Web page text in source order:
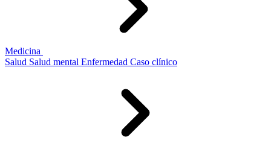
Medicina
Salud Salud mental Enfermedad Caso clínico